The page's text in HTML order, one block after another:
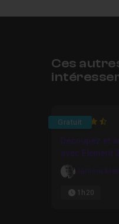
Ces
Gratuit
4.125
Découpez et
avec Element
Jérôme
1h20